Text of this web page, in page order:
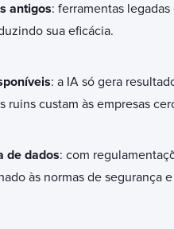
antigos: ferramentas
sua eficácia.
: a IA só gera
ruins custam às empresas
de dados: com
às normas de segurança